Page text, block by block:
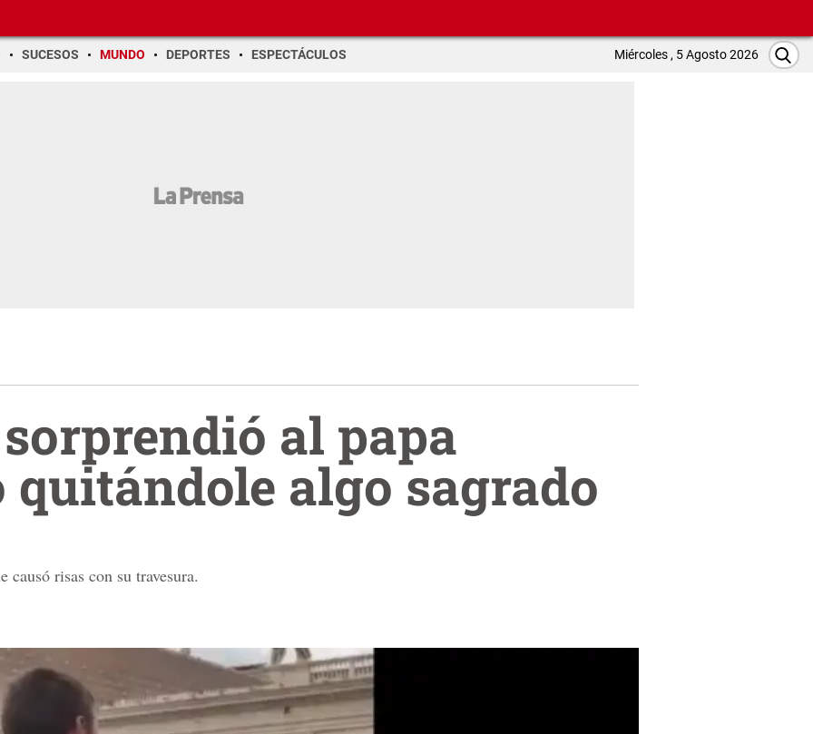
SUCESOS MUNDO DEPORTES ESPECTÁCULOS Miércoles , 5 Agosto 2026
al papa
algo sagrado
causó risas con su travesura.